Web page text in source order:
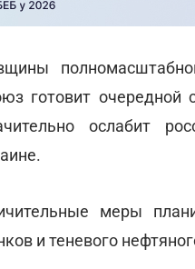
готовит
ослабит
меры
и теневого